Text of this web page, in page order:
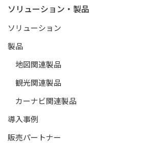
ソリューション・製品
ソリューション
製品
地図関連製品
観光関連製品
カーナビ関連製品
導入事例
販売パートナー